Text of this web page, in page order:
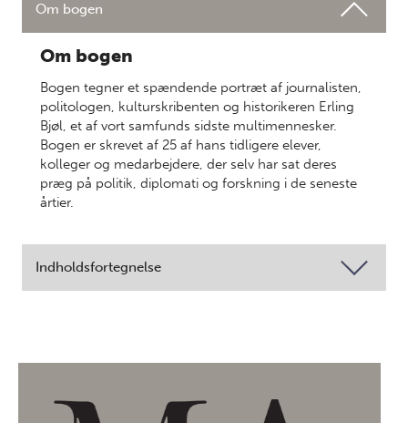
Om bogen
Om bogen
Bogen tegner et spændende portræt af journalisten,
politologen, kulturskribenten og historikeren Erling
Bjøl, et af vort samfunds sidste multimennesker.
Bogen er skrevet af 25 af hans tidligere elever,
kolleger og medarbejdere, der selv har sat deres
præg på politik, diplomati og forskning i de seneste
årtier.
Indholdsfortegnelse